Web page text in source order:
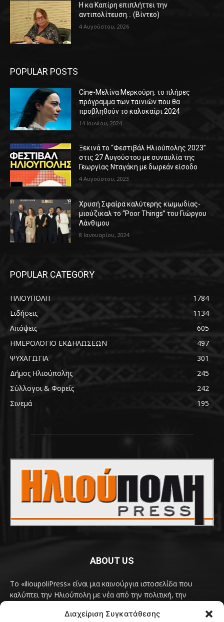
Διαχείριση Συγκατάθεσης
Η κα Καπίρη επιπλήττει την
αντιπολίτευση… (Βίντεο)
4 Αυγούστου, 2026
POPULAR POSTS
Cine-Μελίνα Μερκούρη: το πλήρες
πρόγραμμα των ταινιών που θα
προβληθούν το καλοκαίρι 2024
14 Ιουνίου, 2024
Ξεκινά το “Φεστιβάλ Ηλιούπολης 2023”
στις 27 Αυγούστου με συναυλία της
Γεωργίας Νταγάκη με δωρεάν είσοδο
4 Αυγούστου, 2023
Χρυσή Σφαίρα καλύτερης κωμωδίας-
μιούζικαλ το “Poor Things” του Γιώργου
Λάνθιμου
8 Ιανουαρίου, 2024
POPULAR CATEGORY
ΗΛΙΟΥΠΟΛΗ
1784
Ειδήσεις
1134
Απόψεις
605
ΗΜΕΡΟΛΟΓΙΟ ΕΚΔΗΛΩΣΕΩΝ
497
ΨΥΧΑΓΩΓΙΑ
301
Δήμος Ηλιούπολης
245
Σύλλογοι & Φορείς
242
Σινεμά
195
ABOUT US
Το «ilioupoliPress» είναι μια καινούργια ιστοσελίδα που
καλύπτει την Ηλιούπολη με νέα από την πολιτική, την
Ηλιούπολης, των δημοτικών παρατάξεων και των